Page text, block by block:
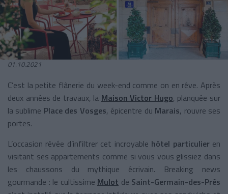
01.10.2021
C’est la petite flânerie du week-end comme on en rêve. Après
deux années de travaux, la Maison Victor Hugo, planquée sur
la sublime Place des Vosges, épicentre du Marais, rouvre ses
portes.
L’occasion rêvée d’infiltrer cet incroyable hôtel particulier en
visitant ses appartements comme si vous vous glissiez dans
les chaussons du mythique écrivain. Breaking news
gourmande : le cultissime Mulot de Saint-Germain-des-Prés